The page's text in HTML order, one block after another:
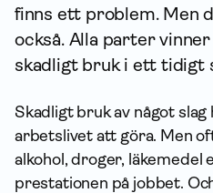
finns ett problem. Men
också. Alla parter
skadligt bruk i ett tidigt
Skadligt bruk av något
arbetslivet att göra. Men
alkohol, droger, läkemedel
prestationen på jobbet.